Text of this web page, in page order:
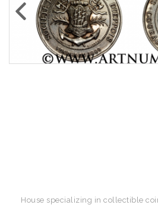
House specializing in collectible